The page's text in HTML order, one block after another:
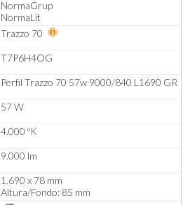
NormaGrup
NormaLit
Trazzo 70
T7P6H4OG
Perfil Trazzo 70 57w 9000/840 L1690 GR
57 W
4.000 ºK
9.000 lm
1.690 x 78 mm
Altura/Fondo: 85 mm